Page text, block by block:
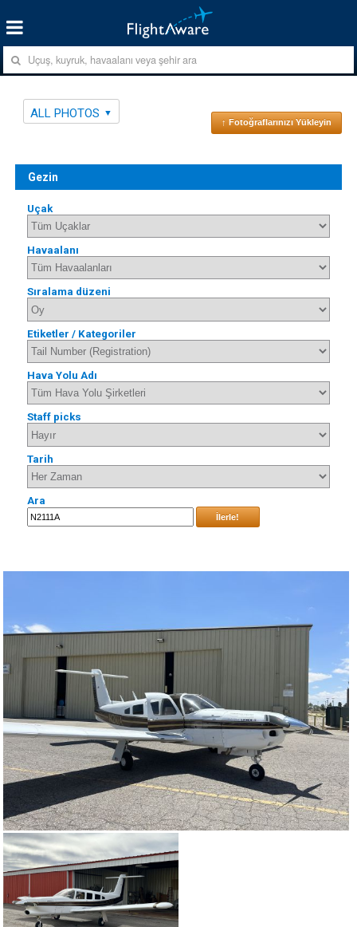
ALL PHOTOS
↑ Fotoğraflarınızı Yükleyin
Gezin
Uçak
Havaalanı
Sıralama düzeni
Etiketler / Kategoriler
Hava Yolu Adı
Staff picks
Tarih
Ara
İlerle!